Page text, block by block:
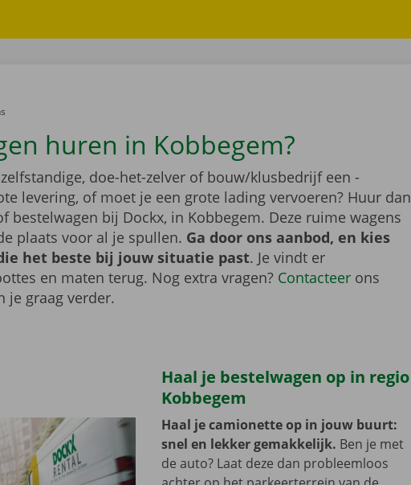
huren in Kobbegem?
doe-het-zelver of bouw/klusbedrijf een -
levering, of moet je een grote lading vervoeren? Huur dan
bestelwagen bij Dockx, in Kobbegem. Deze ruime wagens
plaats voor al je spullen. Ga door ons aanbod, en kies
het beste bij jouw situatie past. Je vindt er
en maten terug. Nog extra vragen? Contacteerons
je graag verder.
Haal je bestelwagen op in regio
Kobbegem
Haal je camionette op in jouw buurt:
snel en lekker gemakkelijk. Ben je met
de auto? Laat deze dan probleemloos